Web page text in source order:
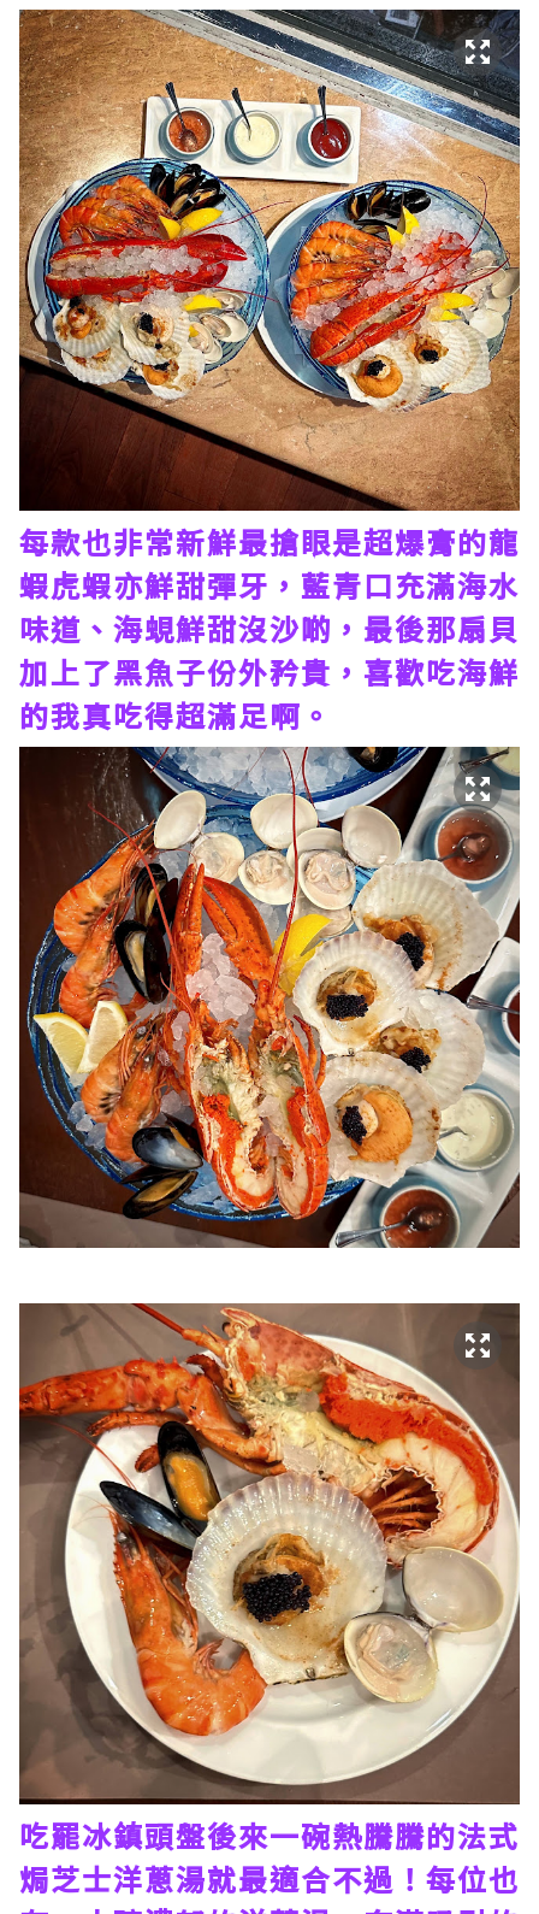
每款也非常新鮮最搶眼是超爆膏的龍
蝦虎蝦亦鮮甜彈牙，藍青口充滿海水
味道、海蜆鮮甜沒沙啲，最後那扇貝
加上了黑魚子份外矜貴，喜歡吃海鮮
的我真吃得超滿足啊。
吃罷冰鎮頭盤後來一碗熱騰騰的法式
焗芝士洋蔥湯就最適合不過！每位也